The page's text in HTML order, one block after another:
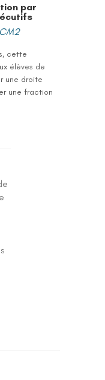
par
CM2
cette
élèves de
une droite
une fraction